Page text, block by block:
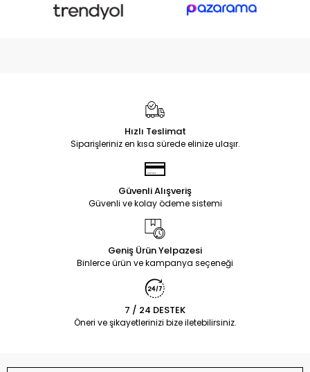
Hızlı Teslimat
Siparişleriniz en kısa sürede elinize ulaşır.
Güvenli Alışveriş
Güvenli ve kolay ödeme sistemi
Geniş Ürün Yelpazesi
Binlerce ürün ve kampanya seçeneği
7 / 24 DESTEK
Öneri ve şikayetlerinizi bize iletebilirsiniz.